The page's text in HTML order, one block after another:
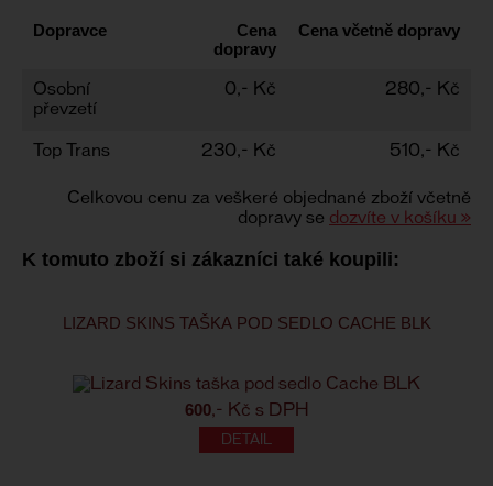
Dopravce
Cena
dopravy
Cena včetně dopravy
Osobní
převzetí
0,- Kč 280,- Kč
Top Trans 230,- Kč 510,- Kč
Celkovou cenu za veškeré objednané zboží včetně
dopravy se dozvíte v košíku »
K tomuto zboží si zákazníci také koupili:
LIZARD SKINS TAŠKA POD SEDLO CACHE BLK
600,- Kč s DPH